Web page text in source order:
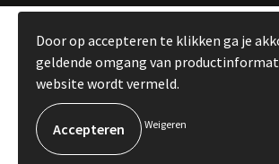
© Copyright Kemme B.V.
Door op accepteren te klikken ga je
geldende omgang van
website wordt vermeld.
Weigeren